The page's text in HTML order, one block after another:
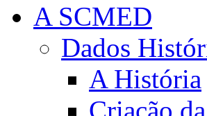
A SCMED
Dados
A História
Criação